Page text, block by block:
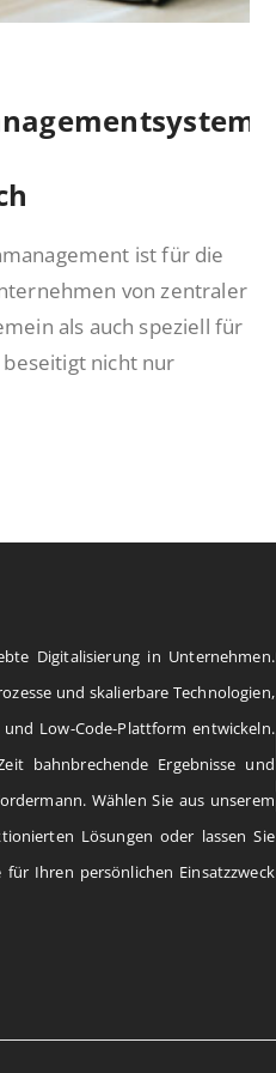
ist für die
von zentraler
als auch speziell für
beseitigt nicht nur
Digitalisierung in Unternehmen.
und skalierbare Technologien,
Low-Code-Plattform entwickeln.
bahnbrechende Ergebnisse und
Wählen Sie aus unserem
Lösungen oder lassen Sie
Ihren persönlichen Einsatzzweck